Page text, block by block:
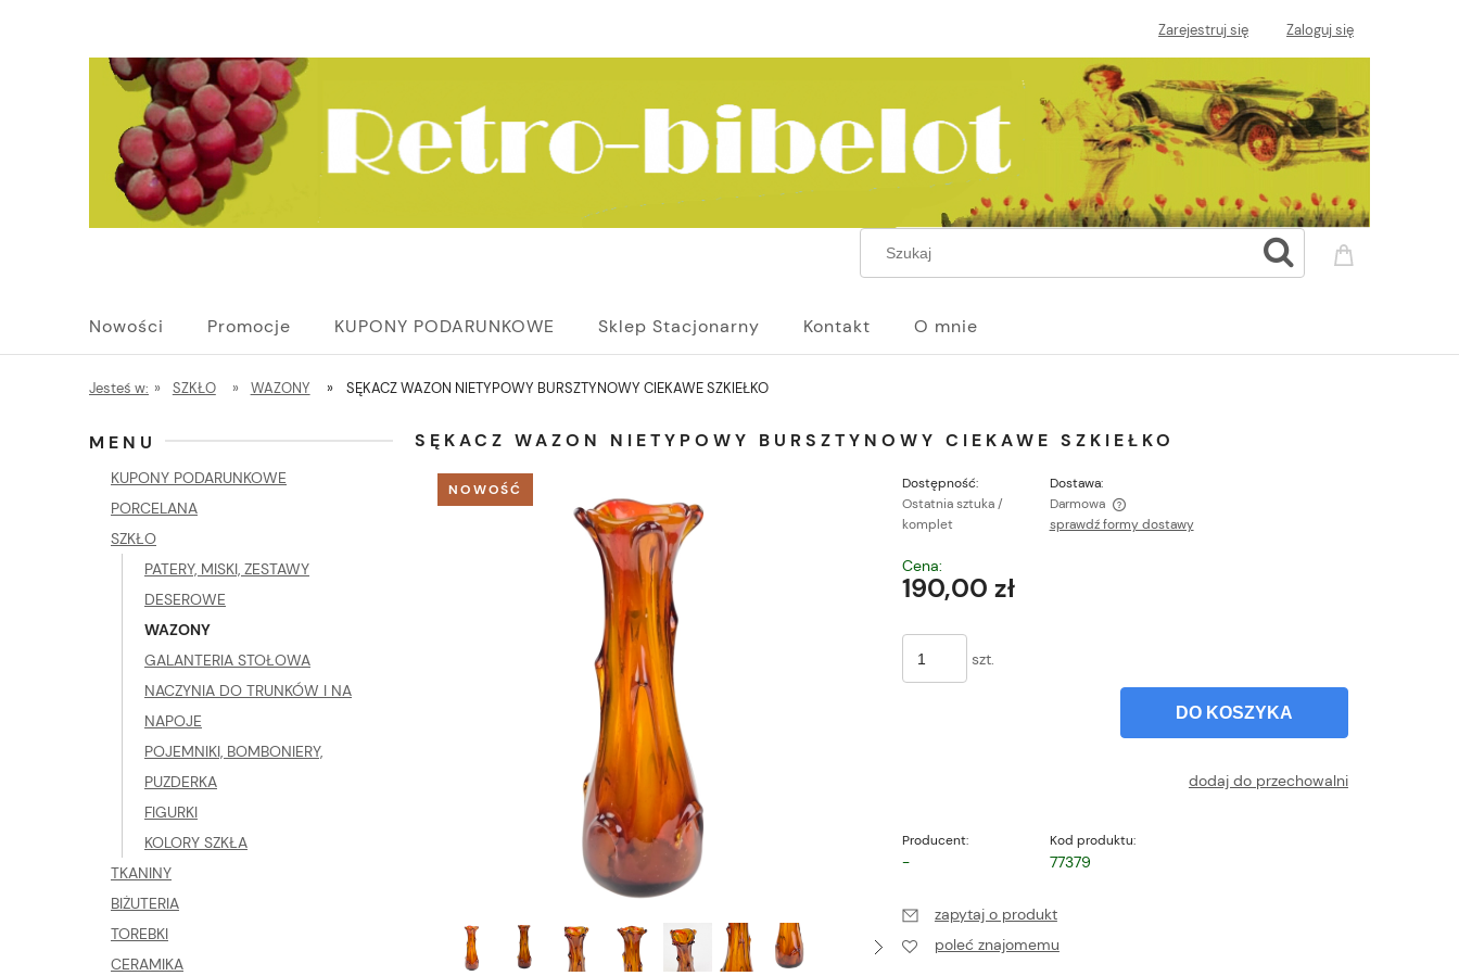
Zarejestruj się Zaloguj się
Nowości Promocje KUPONY PODARUNKOWE Sklep Stacjonarny Kontakt O mnie
Jesteś w: » SZKŁO » WAZONY » SĘKACZ WAZON NIETYPOWY BURSZTYNOWY CIEKAWE SZKIEŁKO
MENU
KUPONY PODARUNKOWE
PORCELANA
SZKŁO
PATERY, MISKI, ZESTAWY
DESEROWE
WAZONY
GALANTERIA STOŁOWA
NACZYNIA DO TRUNKÓW I NA
NAPOJE
POJEMNIKI, BOMBONIERY,
PUZDERKA
FIGURKI
KOLORY SZKŁA
TKANINY
BIŻUTERIA
TOREBKI
CERAMIKA
SĘKACZ WAZON NIETYPOWY BURSZTYNOWY CIEKAWE SZKIEŁKO
NOWOŚĆ
Dostępność:
Ostatnia sztuka /
komplet
Dostawa:
Darmowa
sprawdź formy dostawy
Cena:
190,00 zł
szt.
DO KOSZYKA
dodaj do przechowalni
Producent:
-
Kod produktu:
77379
zapytaj o produkt
poleć znajomemu